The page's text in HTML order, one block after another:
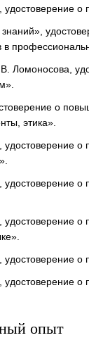
о
в
Ломоносова,
о
этика».
о
о
о
о
опыт